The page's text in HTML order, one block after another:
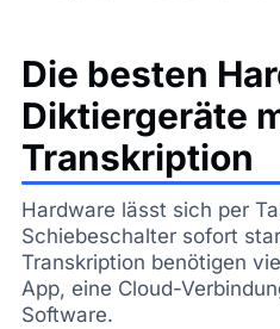
Die besten
Diktiergeräte
Transkription
Hardware lässt sich per
Schiebeschalter sofort
Transkription benötigen
App, eine Cloud-
Software.